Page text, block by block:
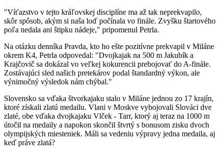
"Víťazstvo v tejto kráľovskej disciplíne ma až tak neprekvapilo,
skôr spôsob, akým si naša loď počínala vo finále. Zvyšku štartového
poľa nedala ani štipku nádeje," pripomenul Petrla.
Na otázku denníka Pravda, kto ho ešte pozitívne prekvapil v Miláne
okrem K4, Petrla odpovedal: "Dvojkajak na 500 m Jakubík a
Krajčovič sa dokázal vo veľkej kokurencii prebojovať do A-finále.
Zostávajúci sled našich pretekárov podal štandardný výkon, ale
výnimočný výsledok nám chýbal."
Slovensko sa vďaka štvorkajaku stalo v Miláne jednou zo 17 krajín,
ktoré získali zlatú medailu. Vlani v Moskve vybojovali Slováci dve
zlaté, obe vďaka dvojkajaku Vlček - Tarr, ktorý aj teraz na 1000 m
útočil na medaily a napokon skončil štvrtý s bonusom zisku dvoch
olympijských miesteniek. Máli sa vedeniu výpravy jedna medaila, aj
keď práve zlatá?